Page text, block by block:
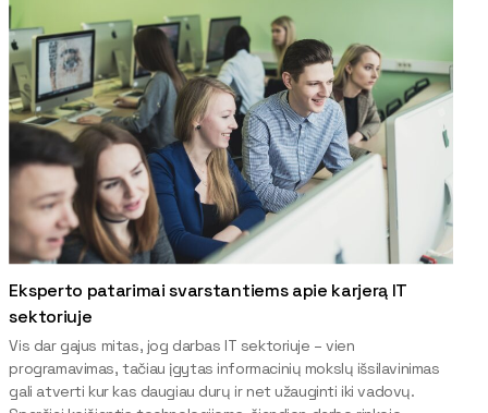
Eksperto patarimai svarstantiems apie karjerą IT
sektoriuje
Vis dar gajus mitas, jog darbas IT sektoriuje – vien
programavimas, tačiau įgytas informacinių mokslų išsilavinimas
gali atverti kur kas daugiau durų ir net užauginti iki vadovų.